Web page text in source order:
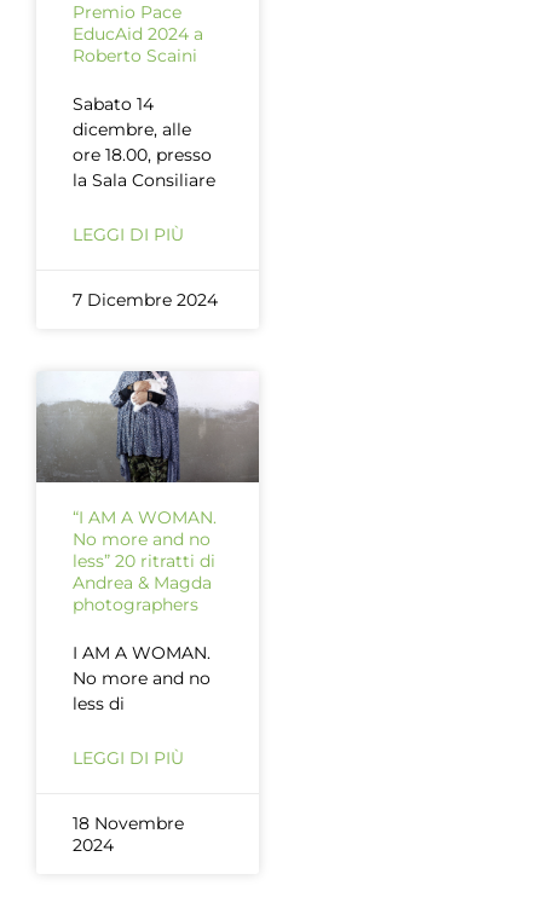
Premio Pace
EducAid 2024 a
Roberto Scaini
Sabato 14
dicembre, alle
ore 18.00, presso
la Sala Consiliare
LEGGI DI PIÙ
7 Dicembre 2024
“I AM A WOMAN.
No more and no
less” 20 ritratti di
Andrea & Magda
photographers
I AM A WOMAN.
No more and no
less di
LEGGI DI PIÙ
18 Novembre
2024